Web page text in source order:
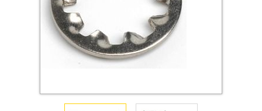
Крюки, кольца с метрической резьбой
Крюки, кольца с шурупной резьбой